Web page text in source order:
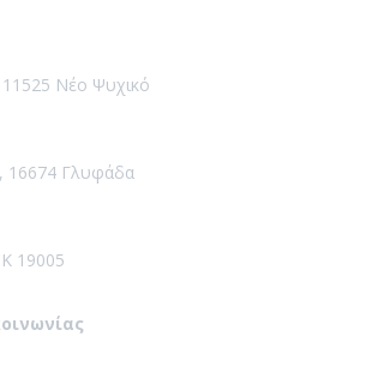
Νέο Ψυχικό
16674 Γλυφάδα
19005